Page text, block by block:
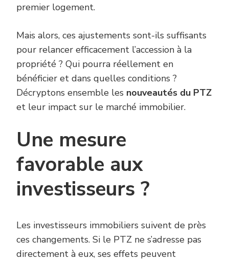
premier logement.
Mais alors, ces ajustements sont-ils suffisants
pour relancer efficacement l’accession à la
propriété ? Qui pourra réellement en
bénéficier et dans quelles conditions ?
Décryptons ensemble les nouveautés du PTZ
et leur impact sur le marché immobilier.
Une mesure
favorable aux
investisseurs ?
Les investisseurs immobiliers suivent de près
ces changements. Si le PTZ ne s’adresse pas
directement à eux, ses effets peuvent